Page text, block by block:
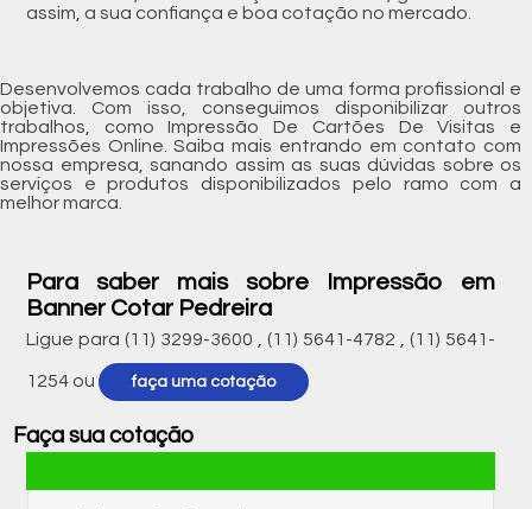
assim, a sua confiança e boa cotação no mercado.
Desenvolvemos cada trabalho de uma forma profissional e
objetiva. Com isso, conseguimos disponibilizar outros
trabalhos, como Impressão De Cartões De Visitas e
Impressões Online. Saiba mais entrando em contato com
nossa empresa, sanando assim as suas dúvidas sobre os
serviços e produtos disponibilizados pelo ramo com a
melhor marca.
Para saber mais sobre Impressão em
Banner Cotar Pedreira
Ligue para (11) 3299-3600 ,(11) 5641-4782 ,(11) 5641-
1254 ou faça uma cotação
Faça sua cotação